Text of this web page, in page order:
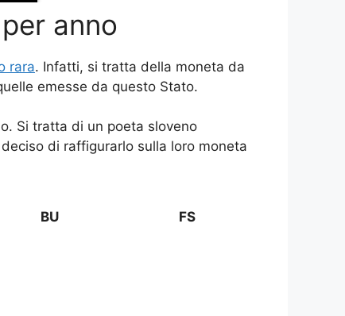
anno
rara. Infatti, si tratta della moneta da
emesse da questo Stato.
Si tratta di un poeta sloveno
di raffigurarlo sulla loro moneta
BU FS